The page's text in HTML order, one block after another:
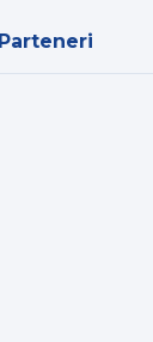
Parteneri